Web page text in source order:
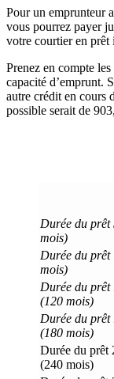
Pour un emprunteur
vous pourrez payer
votre courtier en
Prenez en compte
capacité d’emprunt.
autre crédit en cours
possible serait de
Durée du prêt
mois)
Durée du prêt
mois)
Durée du prêt
(120 mois)
Durée du prêt
(180 mois)
Durée du prêt
(240 mois)